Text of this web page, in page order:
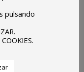
pulsando